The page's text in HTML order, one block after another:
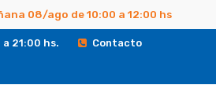
08/ago de 10:00 a 12:00 hs
21:00 hs. Contacto